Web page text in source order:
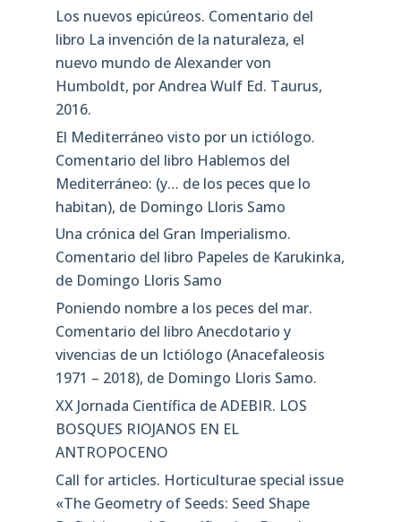
Los nuevos epicúreos. Comentario del
libro La invención de la naturaleza, el
nuevo mundo de Alexander von
Humboldt, por Andrea Wulf Ed. Taurus,
2016.
El Mediterráneo visto por un ictiólogo.
Comentario del libro Hablemos del
Mediterráneo: (y… de los peces que lo
habitan), de Domingo Lloris Samo
Una crónica del Gran Imperialismo.
Comentario del libro Papeles de Karukinka,
de Domingo Lloris Samo
Poniendo nombre a los peces del mar.
Comentario del libro Anecdotario y
vivencias de un Ictiólogo (Anacefaleosis
1971 – 2018), de Domingo Lloris Samo.
XX Jornada Científica de ADEBIR. LOS
BOSQUES RIOJANOS EN EL
ANTROPOCENO
Call for articles. Horticulturae special issue
«The Geometry of Seeds: Seed Shape